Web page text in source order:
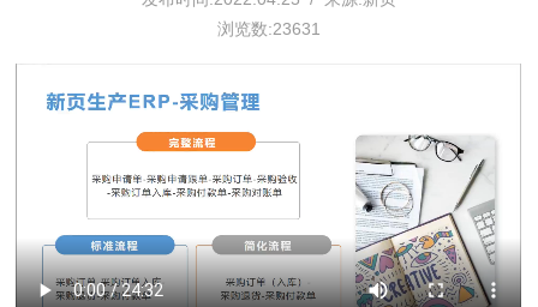
浏览数:23631